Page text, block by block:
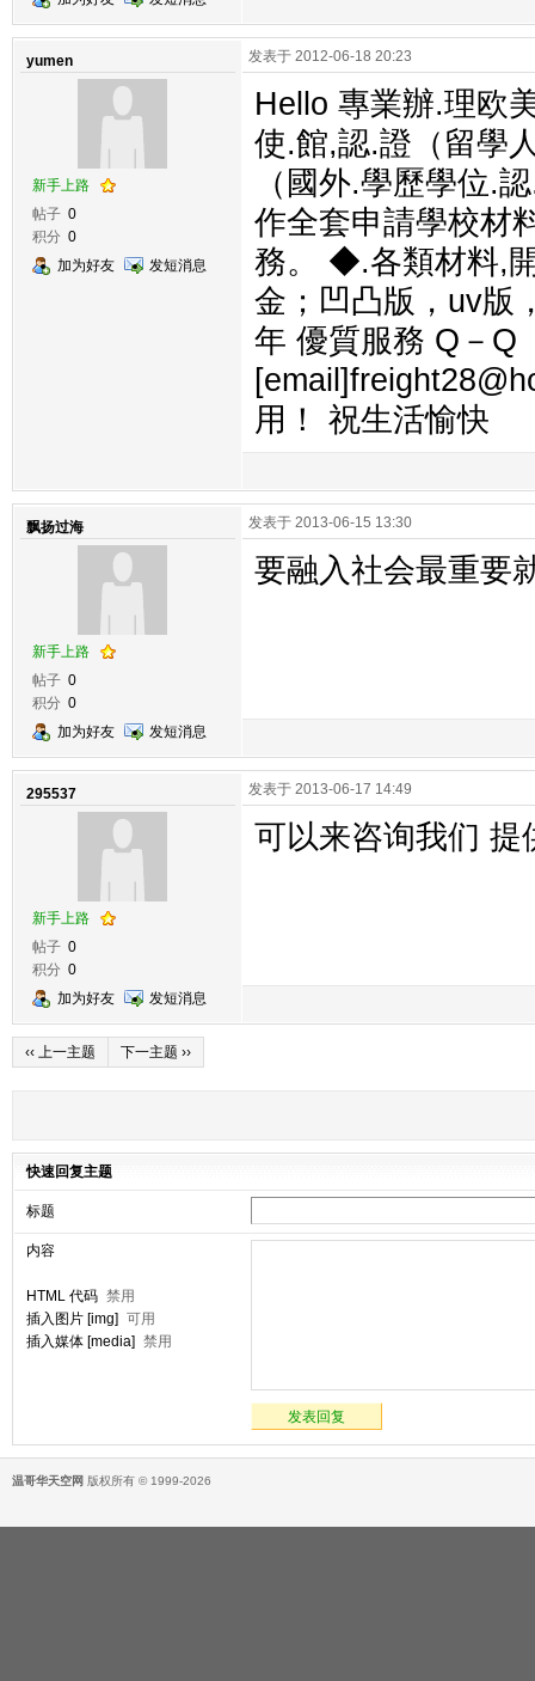
yumen
新手上路
帖子 0
积分 0
加为好友
发短消息
发表于 2012-06-18 20:23
Hello 專業辦.理欧
使.館,認.證（留學
（國外.學歷學位.
作全套申請學校材
務。 ◆.各類材料,
金；凹凸版，uv版
年 優質服務 Q
用！ 祝生活愉快
飘扬过海
新手上路
帖子 0
积分 0
加为好友
发短消息
发表于 2013-06-15 13:30
要融入社会最重要
295537
新手上路
帖子 0
积分 0
加为好友
发短消息
发表于 2013-06-17 14:49
可以来咨询我们 提
‹‹ 上一主题 下一主题 ››
快速回复主题
标题
内容
HTML 代码 禁用
插入图片 [img] 可用
插入媒体 [media] 禁用
发表回复
温哥华天空网 版权所有 © 1999-2026